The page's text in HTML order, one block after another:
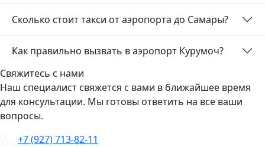
Сколько стоит такси от аэропорта до Самары?
Как правильно вызвать в аэропорт Курумоч?
Свяжитесь с нами
Наш специалист свяжется с вами в ближайшее время
для консультации. Мы готовы ответить на все ваши
вопросы.
+7 (927) 713-82-11